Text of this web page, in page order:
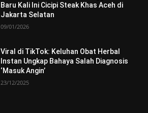
Baru Kali Ini Cicipi Steak Khas Aceh di
Jakarta Selatan
09/01/2026
Viral di TikTok: Keluhan Obat Herbal
Instan Ungkap Bahaya Salah Diagnosis
‘Masuk Angin’
23/12/2025